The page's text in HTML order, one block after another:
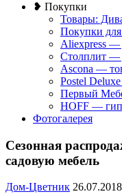
❥ Покупки
Товары:
Покупки
Aliexpress —
Столплит —
Ascona —
Postel
Первый
HOFF —
Фотогалерея
Сезонная
садовую мебель
Дом-Цветник 26.07.2018